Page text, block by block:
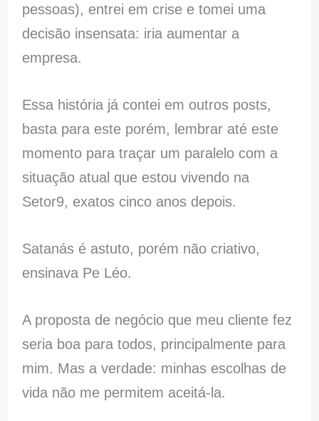
pessoas), entrei em crise e tomei uma
decisão insensata: iria aumentar a
empresa.
Essa história já contei em outros posts,
basta para este porém, lembrar até este
momento para traçar um paralelo com a
situação atual que estou vivendo na
Setor9, exatos cinco anos depois.
Satanás é astuto, porém não criativo,
ensinava Pe Léo.
A proposta de negócio que meu cliente fez
seria boa para todos, principalmente para
mim. Mas a verdade: minhas escolhas de
vida não me permitem aceitá-la.